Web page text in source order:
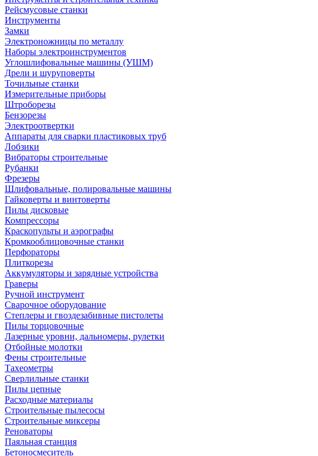
Рейсмусовые станки
Инструменты
Замки
Электроножницы по металлу
Наборы электроинструментов
Углошлифовальные машины (УШМ)
Дрели и шуруповерты
Точильные станки
Измерительные приборы
Штроборезы
Бензорезы
Электроотвертки
Аппараты для сварки пластиковых труб
Лобзики
Вибраторы строительные
Рубанки
Фрезеры
Шлифовальные, полировальные машины
Гайковерты и винтоверты
Пилы дисковые
Компрессоры
Краскопульты и аэрографы
Кромкооблицовочные станки
Перфораторы
Плиткорезы
Аккумуляторы и зарядные устройства
Граверы
Ручной инструмент
Сварочное оборудование
Степлеры и гвоздезабивные пистолеты
Пилы торцовочные
Лазерные уровни, дальномеры, рулетки
Отбойные молотки
Фены строительные
Тахеометры
Сверлильные станки
Пилы цепные
Расходные материалы
Строительные пылесосы
Строительные миксеры
Реноваторы
Паяльная станция
Бетоносмеситель